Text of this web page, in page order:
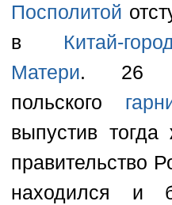
Посполитой
в Китай-
Матери. 26
польского
выпустив
правительство
находился и